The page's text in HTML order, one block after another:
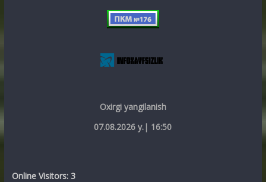
Oxirgi yangilanish
07.08.2026 y.| 16:50
Online Visitors: 3